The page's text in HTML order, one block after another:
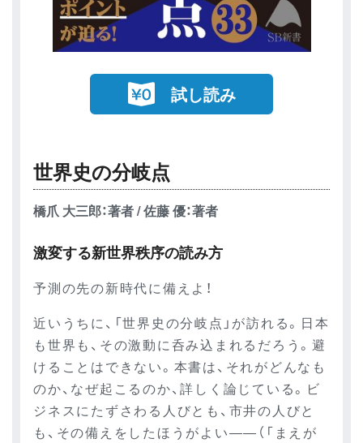
試し読み
世界史の分岐点
橋爪 大三郎：著者 / 佐藤 優：著者
激変する新世界秩序の読み方
予測の先の新時代に備えよ！
近いうちに、「世界史の分岐点」が訪れる。日本
も世界も、その激動に呑み込まれるだろう。避
けることはできない。本書は、それがどんなも
のか、なぜ起こるのか、詳しく論じている。ビ
ジネスにたずさわる人びとも、市井の人びと
も、その備えをしたほうがよい――（「まえが